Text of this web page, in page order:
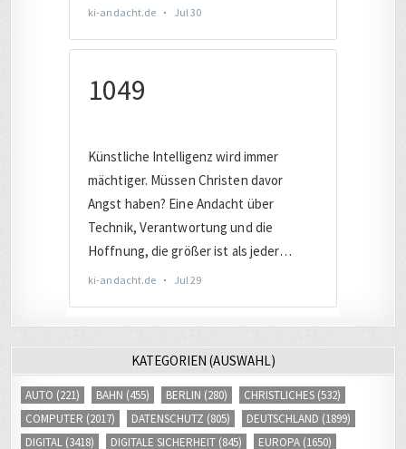
KATEGORIEN (AUSWAHL)
BAHN(455) BERLIN
EVANGELISCH(244) FACEBOOK(245) FERNSEHEN(253)
FLUCHT / MIGRATION(239)
GEHEIMDIENST/SPIONAGE
(227) HALLE (317) HARDWARE(721)
INTERNET(2671) INTERNETHANDEL(413) INTERNETRECHT(483)
ISRAEL (286) JOURNALISMUS(461) JUSTIZ
(1012)